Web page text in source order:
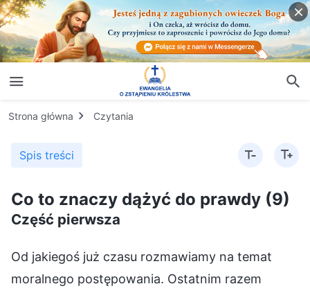
Strona główna Czytania
Spis treści
Co to znaczy dążyć do prawdy (9)
Część pierwsza
Od jakiegoś już czasu rozmawiamy na temat moralnego postępowania. Ostatnim razem omawialiśmy pewne powiedzenie – „Jeśli zadajesz cios, nie uderzaj prosto w twarz; jeśli rzucasz innym wyzwanie, nie wytykaj im braków”. Dziś natomiast będziemy rozmawiać o maksymie „Stracenie człowieka jest bezcelowe; bądź pobłażliwy, jeśli to tylko możliwe”, która jest kolejnym z moralnych wymogów tradycyjnej kultury. Do jakich aspektów moralnego postępowania odnosi się to powiedzenie? Czy wymaga ono od ludzi wielkoduszności i wyrozumiałości? (Tak). Jest to wymóg związany ze szczodrobliwością ludzkiej natury. Co jest kryterium tego wymogu? Gdzie tkwi sedno? (Chodzi o słowa „Bądź pobłażliwy jeśli to tylko możliwe”). Racja, chodzi o to, że powinniście być pobłażliwi, jeśli to tylko możliwe, a nie z agresją przypierać ludzi do muru. To powiedzenie o moralnym postępowaniu domaga się od ludzi, aby byli wielkoduszni i nie żywili urazy o błahostki. Jeśli w kontaktach z ludźmi czy w codziennych sprawach pojawi się jakiś spór, konflikt lub pretensje, nie bądźcie nazbyt wymagający, zacietrzewieni lub surowi wobec strony, która zawiniła. Bądźcie pobłażliwi, kiedy to konieczne, bądźcie wielkoduszni, jeśli trzeba, i miejcie na uwadze dobro świata i rodzaju ludzkiego. Czy jednak ludzie mają w sobie tak wielką szczodrobliwość? (Nie). Nie są aż tak wielkoduszni. Sami nie są pewni, jak wiele ludzki instynkt jest w stanie znieść i do jakiego stopnia jest to normalne. Jaka jest, zasadniczo, postawa zwykłych ludzi wobec kogoś, kto ich skrzywdził, potraktował z niechęcią lub zaszkodził ich interesom? Jest to postawa nienawiści. Kiedy w sercach ludzi rodzi się nienawiść, czy są oni w stanie „być pobłażliwi, jeśli to tylko możliwe”? Nie jest łatwo się na to zdobyć i większość z nich tego nie potrafi. Czy zatem mogą zdać się na sumienie i rozsądek, czyli elementy ich człowieczeństwa, aby okazać pobłażliwość tej drugiej osobie i puścić wszystko w niepamięć? (Nie). Jednak to nie do końca prawda, że nie sposób się na to zdobyć. Dlaczego nie jest to całkowicie prawdziwe? Wszystko zależy od tego, czego dotyczy spór i na ile jest ważny lub błahy. Ponadto takie problemy miewają różny stopień nasilenia, więc wiele zależy też od tego, jak zażarty jest dany spór. Jeśli ktoś tylko od czasu do czasu rani cię słowami, to mając sumienie i rozsądek, pomyślisz sobie: „Nie przemawia przez niego złośliwość. Nie mówi tego na poważnie; po prostu gada bez zastanowienia. Przez wzgląd na wszystkie te lata naszej znajomości lub ze względu na tego czy innego człowieka, albo na tę czy inną sprawę, nie będę miał mu tego za złe. Jak mówi przysłowie: »Stracenie człowieka jest bezcelowe; bądź pobłażliwy, jeśli to tylko możliwe«. To była tylko jedna uwaga, w żaden sposób nie uraziła mojej dumy ani nie zaszkodziła moim interesom, nie mówiąc już o tym, by miała wpłynąć na mój status lub perspektywy na przyszłość, więc przymknę na nią oko”. Stając w obliczu takich błahych spraw, ludzie potrafią więc stosować się do powiedzenia „Stracenie człowieka jest bezcelowe; bądź pobłażliwy, jeśli to tylko możliwe”. Ale jeśli ktoś naprawdę zaszkodzi twym żywotnym interesom lub twojej rodzinie, lub jeśli wyrządzi ci trwałą krzywdę na całe życie, czy nadal będziesz potrafił stosować się do tego powiedzenia? Na przykład, jeśli ktoś zabił twoich rodziców i chce wymordować resztę twojej rodziny, czy byłbyś w stanie zastosować wobec niego maksymę „Stracenie człowieka jest bezcelowe; bądź pobłażliwy, jeśli to tylko możliwe”? (Nie, nie potrafiłbym tego zrobić). Żaden normalny człowiek z krwi i kości nie umiałby tak postąpić. Powiedzenie to w ogóle nie jest w stanie powstrzymać głęboko zakorzenionej w ludziach nienawiści, a tym bardziej nie może mieć wpływu na ich postawy i opinie w tej kwestii. Jeśli ktoś, rozmyślnie czy też nie, zaszkodzi twoim interesom lub wpłynie na twoje perspektywy na przyszłość albo wyrządzi ci fizyczną krzywdę – czy to celowo, czy przez przypadek – przez co jesteś niepełnosprawny lub pokryty bliznami, bądź też zostawi ślad na twojej psychice i sprawi, że w głębi twego serca zapanuje mrok, to czy będziesz umiał przestrzegać maksymy „Stracenie człowieka jest bezcelowe; bądź pobłażliwy, jeśli to tylko możliwe”? (Nie). Nie będziesz w stanie tego zrobić. Tradycyjna kultura wymaga zatem od ludzi, by byli wyrozumiali i wielkoduszni, ale czy ludzie potrafią tak postępować? Wcale nie jest łatwo się na to zdobyć. Zależy to od tego, jak bardzo dana rzecz komuś zaszkodziła i jak silny wywarła na niego wpływ, oraz od tego, czy jego sumienie i rozsądek są w stanie to znieść. Jeśli komuś nie stała się wielka krzywda, i potrafi ją znieść, jeśli nie przekracza to granic tego, co po ludzku jest w stanie wytrzymać, czyli jako normalny dorosły człowiek umie poradzić sobie z takimi rzeczami, potrafi zapomnieć urazę, stłumić w sobie nienawiść i stosunkowo łatwo jest mu puścić wszystko w niepamięć, wówczas może być wyrozumiały i pobłażliwy wobec tej drugiej osoby. Możesz tak postępować i bez żadnych wywodzących się z tradycyjnej kultury maksym na temat moralnego postępowania, które miałyby cię pouczać, skłaniać do powściągliwości lub wskazywać, co masz robić, ponieważ jest to po prostu zachowanie, które wchodzi w zakres zwykłego człowieczeństwa i można się na nie zdobyć. Jeśli dana rzecz nie zraniła cię zbyt głęboko ani nie wywarła większego wpływu na twój fizyczny stan, twoją psychikę i ducha, możesz bez trudu tak właśnie postąpić. Jeśli jednak miała ona na ciebie tak poważny wpływ pod względem fizycznym, psychicznym i duchowym, że przez całe życie nie daje ci spokoju, często wprawia cię w przygnębienie i oburzenie, a nierzadko czujesz się z tego powodu posępny i przybity, oraz z niechęcią patrzysz na rodzaj ludzki i na cały ten świat, a w sercu nie możesz zaznać spokoju ani szczęścia i praktycznie całe swe życie trwasz w nienawiści; to znaczy, jeśli ta rzecz przekroczyła granice tego, co zwykłe człowieczeństwo jest w stanie znieść, to wówczas nawet komuś obdarzonemu sumieniem i rozsądkiem bardzo trudno jest być pobłażliwym, jeśli to tylko możliwe. Jeśli niektórzy ludzie są w stanie się na to zdobyć, są doprawdy wyjątkowymi przypadkami. Na czym jednak musi opierać się takie ich postępowanie? Jakiego rodzaju warunki muszą być spełnione? Niektórzy mówią: „W takim razie, powinni oni przyjąć buddyzm i wyzbyć się nienawiści, aby osiągnąć oświecenie”. U zwykłych ludzi może to być ścieżka do wyzwolenia, ale jest to jedynie wyzwolenie. Co w ogóle oznacza ów termin? „Wyzwolenie” oznacza trzymanie się z dala od ziemskich sporów, nienawiści oraz zabijania i równoznaczne jest z powiedzeniem „co z oczu, to z serca”. Jeśli trzymasz się z dala od takich spraw i ich nie dostrzegasz, to nie będą one miały większego wpływu na twoje najskrytsze uczucia i wraz z upływem czasu stopniowo znikną z twej pamięci. Nie jest to jednak stosowanie się do maksymy „Stracenie człowieka jest bezcelowe; bądź pobłażliwy, jeśli to tylko możliwe”. Ludzie nie są w stanie być pobłażliwi i wyrozumiali, nie są skłonni do wybaczania w takich sprawach i nie potrafią raz na zawsze puścić ich w niepamięć. Sprawy te są wtedy po prostu nieobecne w głębi ich serc i już ich nie obchodzą. Albo też ludzie niechętnie przestają żyć w nienawiści i tkwić pośród tych doczesnych uczuć miłości i nienawiści jedynie dzięki pewnym buddyjskim naukom. Jest to po prostu zmuszanie się do tego, by biernie trzymać się z dala od miejsc, gdzie toczą się konflikty i zmagania pełne miłości i nienawiści, lecz nie oznacza to, że człowiek potrafi stosować powiedzenie „Stracenie człowieka jest bezcelowe; bądź pobłażliwy, jeśli to tylko możliwe”. Dlaczego? Mówiąc o zwykłym człowieczeństwie, jeśli ktoś zostanie poważnie skrzywdzony na ciele, umyśle lub duszy i jeśli skutkiem tego jest nieznośna presja lub szkoda nie do naprawienia, to wówczas bez względu na to, jakich ów człowiek nie posiadałby zdolności, nie będzie w stanie tego zdzierżyć. Co mam na myśli, mówiąc, że „nie będzie w stanie tego zdzierżyć”? Chodzi Mi o to, że zwykłe człowieczeństwo, idee i poglądy ludzi nie są w stanie oprzeć się tym rzeczom ani ich odegnać. Mówiąc po ludzku, nie da się tego znieść, absolutnie przekracza to granice ludzkiej wytrzymałości. W języku wierzących zaś można powiedzieć, że po prostu nie są w stanie zrozumieć tej kwestii, przejrzeć jej aż do sedna ani zaakceptować. Tak więc, skoro nie ma sposobu, aby nie poddać się tym uczuciom nienawiści lub je od siebie odegnać, czy da się przestrzegać maksymy „Stracenie człowieka jest bezcelowe; bądź pobłażliwy, jeśli to tylko możliwe”? (Nie). Co w takim razie wynika z tego, że człowiek nie jest w stanie się na to zdobyć? To mianowicie, że tego rodzaju wielkoduszność przekracza granice zwykłego człowieczeństwa. Powiedzmy, na przykład, że ktoś zabił twoich rodziców i wymordował całą twoją rodzinę. Czy potrafiłbyś puścić coś takiego w niepamięć? Czy można wyzbyć się takiej nienawiści? Czy mógłbyś patrzeć na swego wroga tak, jak patrzysz na zwykłych ludzi, lub myśleć o nim tak, jak o innych, bez żadnych uczuć w twoim ciele, umyśle czy duchu? (Nie). Nikt nie jest w stanie tego zrobić, chyba że wyznaje buddyzm i na własne oczy ujrzy karmę, tak że będzie potrafił odrzucić myśl o zabijaniu w akcie zemsty. Niektórzy ludzie mówią: „Jestem dobroduszny, więc gdyby ktoś zabił moich rodziców, zdobyłbym się na wyrozumiałość i nie szukałbym zemsty, ponieważ mocno wierzę w to, że karma powraca. Doskonale podsumowuje to powiedzenie »Stracenie człowieka jest bezcelowe; bądź pobłażliwy, jeśli to tylko możliwe«: skoro zemsta rodzi zemstę, to czy to się kiedykolwiek skończy? Poza tym morderca już przyznał się do błędu, a nawet padł przede mną na twarz i błagał o wybaczenie. Teraz rachunki są już wyrównane, więc będę dla niego pobłażliwy!”. Czy ludzie potrafią być aż tak wielkoduszni? (Nie). Nie są w stanie się na to zdobyć. Pomijając już nawet to, co możesz zrobić, gdy już dopadniesz mordercę, to nawet jeszcze zanim go złapiesz, codziennie jesteś w stanie myśleć jedynie o